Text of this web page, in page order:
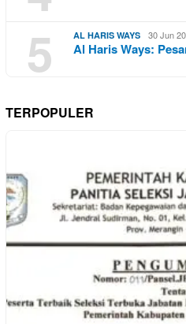
5 AL HARIS WAYS 30 Jun
Al Haris Ways:
TERPOPULER